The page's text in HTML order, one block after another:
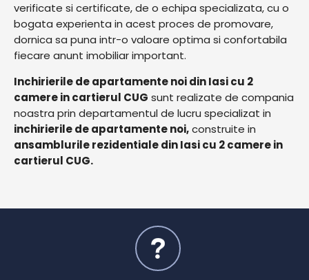
verificate si certificate, de o echipa specializata, cu o
bogata experienta in acest proces de promovare,
dornica sa puna intr-o valoare optima si confortabila
fiecare anunt imobiliar important.
Inchirierile de apartamente noi din Iasi cu 2
camere in cartierul CUG sunt realizate de compania
noastra prin departamentul de lucru specializat in
inchirierile de apartamente noi,construite in
ansamblurile rezidentiale din Iasi cu 2 camere in
cartierul CUG.